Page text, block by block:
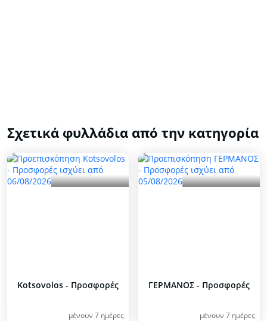
Σχετικά φυλλάδια από την κατηγορία
Kotsovolos - Προσφορές
μένουν 7 ημέρες
ΓΕΡΜΑΝΟΣ - Προσφορές
μένουν 7 ημέρες